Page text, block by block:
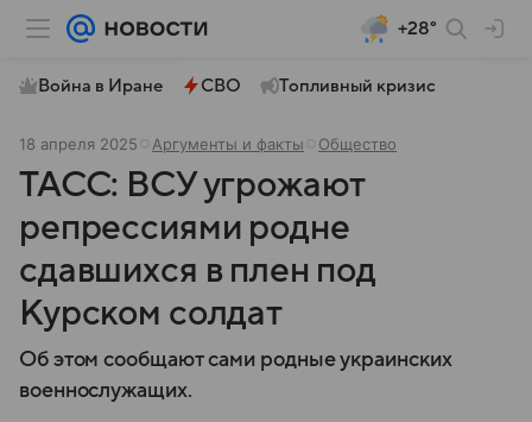
+28°
Война в Иране СВО Топливный кризис
18 апреля 2025 Аргументы и факты Общество
ТАСС: ВСУ угрожают
репрессиями родне
сдавшихся в плен под
Курском солдат
Об этом сообщают сами родные украинских
военнослужащих.